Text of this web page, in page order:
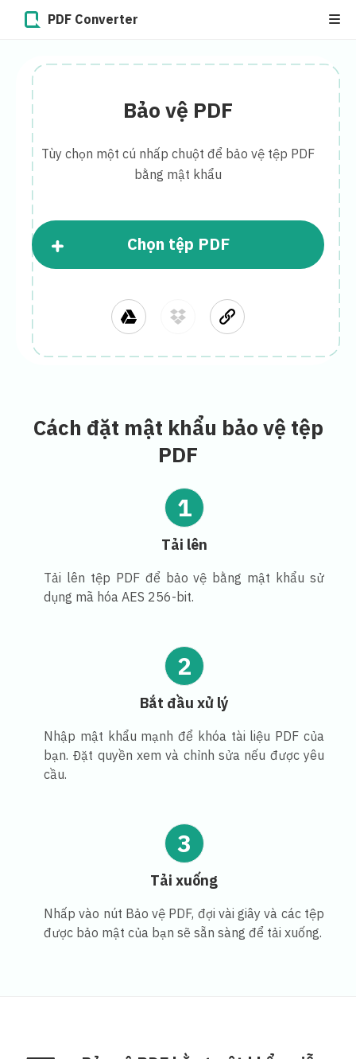
PDF Converter
Bảo vệ PDF
Tùy chọn một cú nhấp chuột để bảo vệ tệp PDF
bằng mật khẩu
Chọn tệp PDF
Cách đặt mật khẩu bảo vệ tệp
PDF
1
Tải lên
Tải lên tệp PDF để bảo vệ bằng mật khẩu sử
dụng mã hóa AES 256-bit.
2
Bắt đầu xử lý
Nhập mật khẩu mạnh để khóa tài liệu PDF của
bạn. Đặt quyền xem và chỉnh sửa nếu được yêu
cầu.
3
Tải xuống
Nhấp vào nút Bảo vệ PDF, đợi vài giây và các tệp
được bảo mật của bạn sẽ sẵn sàng để tải xuống.